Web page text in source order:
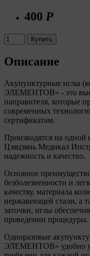
400 Р
Купить
Описание
Акупунктурные иглы
ЭЛЕМЕНТОВ» - это
направителя, которые
современных
сертификатам.
Производятся на
Цзяцзянь Медикал
надежность и качество.
Основное
безболезненности и
качеству, материала
нержавеющей стали, а
заточки, иглы
проведении процедуры.
Одноразовые
ЭЛЕМЕНТОВ» удобно